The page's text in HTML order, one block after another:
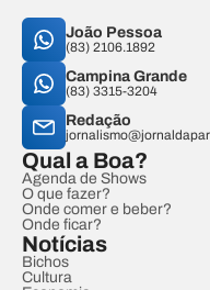
João Pessoa
(83) 2106.1892
Campina Grande
(83) 3315-3204
Redação
Qual a Boa?
Agenda de Shows
O que fazer?
Onde comer e beber?
Onde ficar?
Notícias
Bichos
Cultura